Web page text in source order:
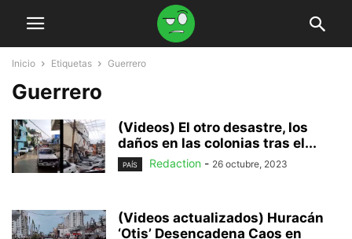
Inicio Etiquetas Guerrero
Guerrero
(Videos) El otro desastre, los
daños en las colonias tras el...
PAÍS Redaction - 26 octubre, 2023
(Videos actualizados) Huracán
‘Otis’ Desencadena Caos en